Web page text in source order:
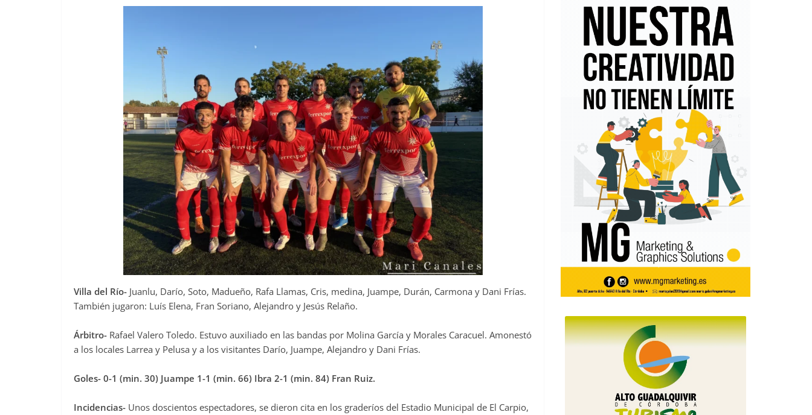
Villa del Río- Juanlu, Darío, Soto, Madueño, Rafa Llamas, Cris, medina, Juampe, Durán, Carmona y Dani Frías.
También jugaron: Luís Elena, Fran Soriano, Alejandro y Jesús Relaño.
Árbitro- Rafael Valero Toledo. Estuvo auxiliado en las bandas por Molina García y Morales Caracuel. Amonestó
a los locales Larrea y Pelusa y a los visitantes Darío, Juampe, Alejandro y Dani Frías.
Goles- 0-1 (min. 30) Juampe 1-1 (min. 66) Ibra 2-1 (min. 84) Fran Ruiz.
Incidencias- Unos doscientos espectadores, se dieron cita en los graderíos del Estadio Municipal de El Carpio,